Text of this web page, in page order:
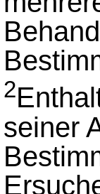
2
seiner